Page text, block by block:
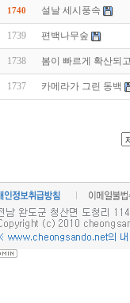
1740 설날 세시풍속
1739 편백나무숲
1738 봄이 빠르게 확산되
1737 카메라가 그린 동백